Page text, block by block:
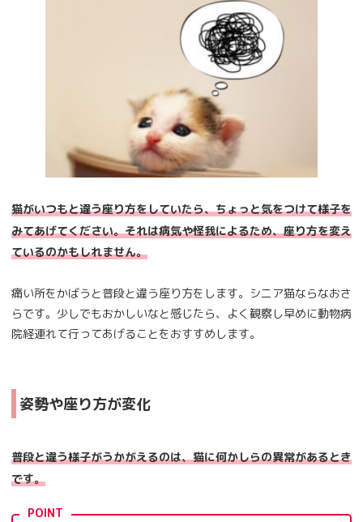
猫がいつもと違う座り方をしていたら、ちょっと気をつけて様子を
みてあげてください。それは病気や怪我によるため、座り方を変え
ているのかもしれません。
痛い所をかばうと普段と違う座り方をします。シニア猫ならなおさ
らです。少しでもおかしいなと感じたら、よく観察し早めに動物病
院経連れて行ってあげることをおすすめします。
姿勢や座り方が変化
普段と違う様子がうかがえるのは、猫に何かしらの異常があるとき
です。
POINT